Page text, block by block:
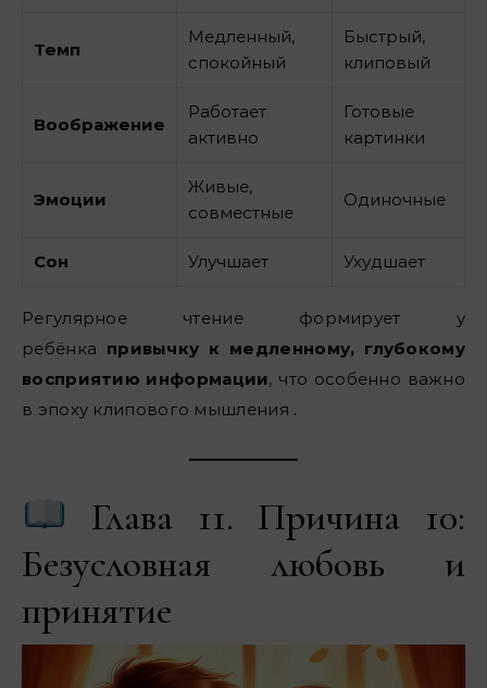
Темп
Медленный,
спокойный
Быстрый,
клиповый
Воображение
Работает
активно
Готовые
картинки
Эмоции
Живые,
совместные
Одиночные
Сон Улучшает Ухудшает
Регулярное чтение формирует у
ребёнка привычку к медленному, глубокому
восприятию информации, что особенно важно
в эпоху клипового мышления .
Глава 11. Причина 10:
Безусловная любовь и
принятие